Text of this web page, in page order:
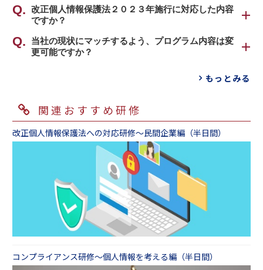
護法」についても触れます。そのうえで、何が
個人情報に当たるのかを正しく知っていただき
ます。さらに「端末の紛失」「不正アクセス」
「メールの操作ミス」など、実際にどこの職場
報漏えいの具体的な事例から、「ささいな事が
でも起こりうる」という危機意識を持っていた
だきます。そして、自ら管理方法や対策を具体
的に考えていきます。「当事者意識を持ってもら
うことができた」「漏えい事故が起きないよう
に手立てを打ち、万が一起きてしまった場合
に、どのような手順で対応すべきかをマニュア
ル化した」などの声をいただいております。
も基本的なテーマの理解と保護対策について
「自分ごと」として考える研修で、「自分ご
違いは、どのポイントを重点的に研修にて取り
入門編としては、「個人情報保護研修～事例で
学ぶ情報セキュリティ編（半日間）」という身
近な事例から考えることがポイントのものや、
「ヒューマンエラー研修 ～個人情報漏えい対
策（３時間）」など、一人ひとりが業務上でき
ちんとした自覚をもって個人情報を扱えるよう
になることを目指す基本的な内容をおすすめい
たします。
管理職に組織への浸透のさせ方を習得してほし
いというお客さまも多く、組織における取り組
みを学ぶ研修の実施も多数ございます。
個人情報保護研修～事例で学ぶ情報セキュリテ
導入に際してのご不安を取り除く研修をご用意
しております。インソースのマイナンバー制度
研修は、組織がマイナンバーを取得し廃棄する
までの流れに沿って基本事項を学ぶため、職場
ムです。 マイナンバーの適正な取り扱い方や、
ます。
マイナンバー制度研修（半日間）
また、自治体さまから、制度導入にあたって一
般職員が理解しておくべきマイナンバーの概要
を研修で習得したいというご要望もございま
す。マイナンバー導入に向けた対応準備やマイ
ナンバーに関わる情報連携、特定個人情報保護
評価、安全管理措置などについて学び、個人情
報保護を再確認する研修もご用意しておりま
自治体向けマイナンバー制度研修（１日間）
改正個人情報保護法２０２３年施行に対応した内容
ですか？
はい、対応した最新の情報でございます。法
令、事例に関しては、最新のデータに基づいた
個人情報保護法改正において、どこが変わった
うなことに注意すればよいのか「対応ポイン
ト」をわかりやすく、学ぶことができます。
個人情報保護研修～事例で学ぶ情報セキュリテ
当社の現状にマッチするよう、プログラム内容は変
更可能ですか？
情報の取り扱いについて組織全体の意識を高め
たい」「個人情報を扱う業務なので研修が必須
である」などご要望をお申し付けください。
「従業員の情報の取り扱いが不安」「顧客情報
なので慎重に扱いたい」など、扱う情報の種類
や、自治体、学校、病院、企業など組織の種類
に応じた内容にカスタマイズも可能です。もち
ろん、「知らなかったでは済まされない。けれ
ども難しそうでよく分からない」というご相談
にも対応させていただきます。
もっとみる
関連おすすめ研修
改正個人情報保護法への対応研修～民間企業編（半日間）
コンプライアンス研修～個人情報を考える編（半日間）